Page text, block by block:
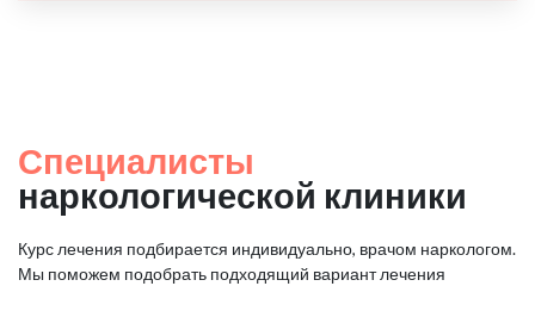
Специалисты
наркологической клиники
Курс лечения подбирается индивидуально, врачом наркологом.
Мы поможем подобрать подходящий вариант лечения